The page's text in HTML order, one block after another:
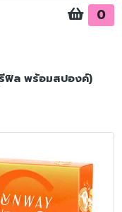
0
รีฟิล พร้อมสปองค์)